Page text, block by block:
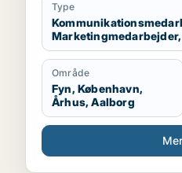
Type
Område
Fyn, København,
Århus, Aalborg